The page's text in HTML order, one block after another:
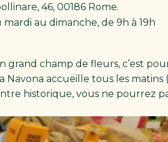
46, 00186 Rome.
mardi au dimanche, de 9h à 19h
grand champ de fleurs, c’est
Navona accueille tous les
historique, vous ne pourrez